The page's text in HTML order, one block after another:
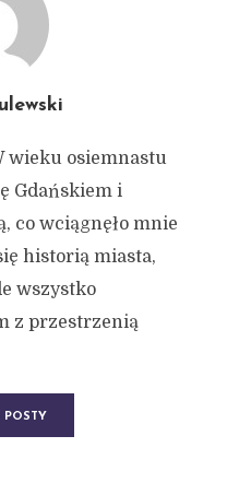
wieku osiemnastu
Gdańskiem i
co wciągnęło mnie
historią miasta,
wszystko
z przestrzenią
POSTY